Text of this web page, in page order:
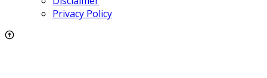
Privacy Policy